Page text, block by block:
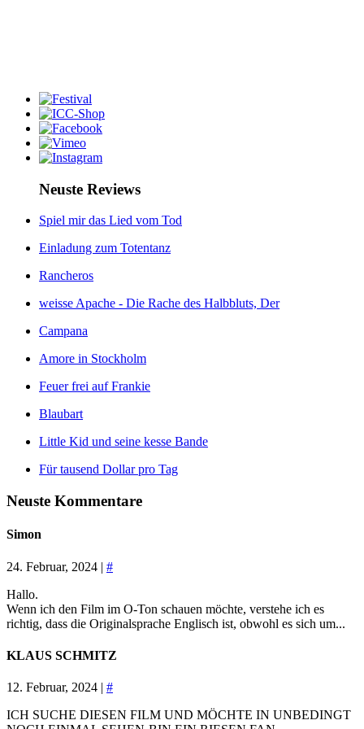
Neuste Reviews
Spiel mir das Lied vom Tod
Einladung zum Totentanz
Rancheros
weisse Apache - Die Rache des Halbbluts, Der
Campana
Amore in Stockholm
Feuer frei auf Frankie
Blaubart
Little Kid und seine kesse Bande
Für tausend Dollar pro Tag
Neuste Kommentare
Simon
24. Februar, 2024 | #
Hallo.
Wenn ich den Film im O-Ton schauen möchte, verstehe ich es
richtig, dass die Originalsprache Englisch ist, obwohl es sich um...
KLAUS SCHMITZ
12. Februar, 2024 | #
ICH SUCHE DIESEN FILM UND MÖCHTE IN UNBEDINGT